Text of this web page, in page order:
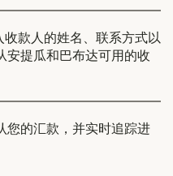
收款人的姓名、联系方式以
安提瓜和巴布达可用的收
您的汇款，并实时追踪进